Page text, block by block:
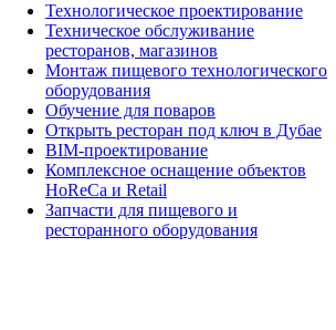
Технологическое проектирование
Техническое обслуживание
ресторанов, магазинов
Монтаж пищевого технологического
оборудования
Обучение для поваров
Открыть ресторан под ключ в Дубае
BIM-проектирование
Комплексное оснащение объектов
HoReCa и Retail
Запчасти для пищевого и
ресторанного оборудования